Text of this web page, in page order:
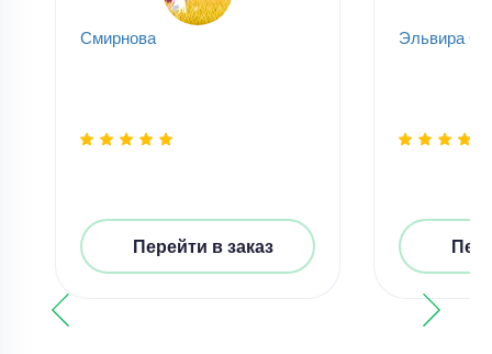
Смирнова
Перейти в заказ
Эльвира